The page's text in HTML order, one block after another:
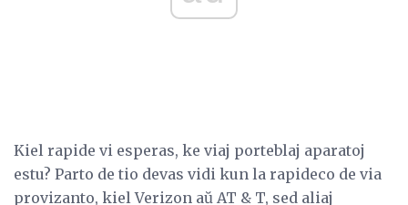
Kiel rapide vi esperas, ke viaj porteblaj aparatoj
estu? Parto de tio devas vidi kun la rapideco de via
provizanto, kiel Verizon aŭ AT & T, sed aliaj